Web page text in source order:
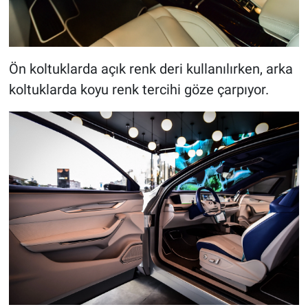
Ön koltuklarda açık renk deri kullanılırken, arka
koltuklarda koyu renk tercihi göze çarpıyor.